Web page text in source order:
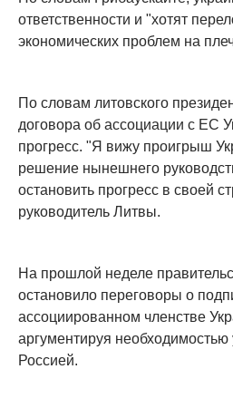
ответственности и "хотят
экономических проблем на
По словам литовского
договора об ассоциации с ЕС
прогресс. "Я вижу проигрыш
решение нынешнего
остановить прогресс в своей
руководитель Литвы.
На прошлой неделе
остановило переговоры о
ассоциированном членстве
аргументируя необходимостью
Россией.